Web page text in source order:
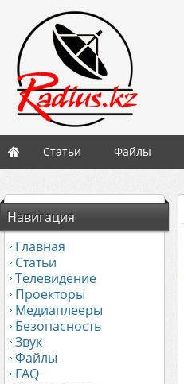
Статьи Файлы
Навигация
Главная
Статьи
Телевидение
Проекторы
Медиаплееры
Безопасность
Звук
Файлы
FAQ